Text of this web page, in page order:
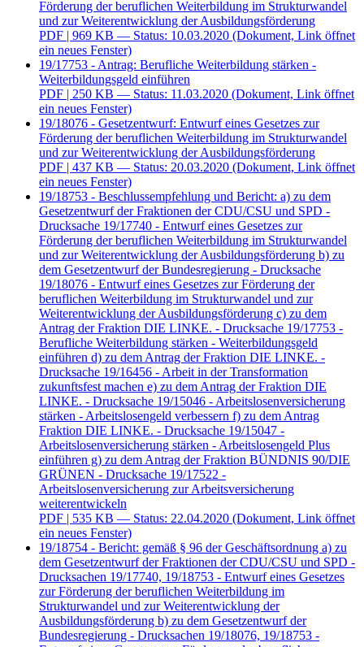
Förderung der beruflichen Weiterbildung im Strukturwandel
und zur Weiterentwicklung der Ausbildungsförderung
PDF | 969 KB — Status: 10.03.2020 (Dokument, Link öffnet
ein neues Fenster)
19/17753 - Antrag: Berufliche Weiterbildung stärken -
Weiterbildungsgeld einführen
PDF | 250 KB — Status: 11.03.2020 (Dokument, Link öffnet
ein neues Fenster)
19/18076 - Gesetzentwurf: Entwurf eines Gesetzes zur
Förderung der beruflichen Weiterbildung im Strukturwandel
und zur Weiterentwicklung der Ausbildungsförderung
PDF | 437 KB — Status: 20.03.2020 (Dokument, Link öffnet
ein neues Fenster)
19/18753 - Beschlussempfehlung und Bericht: a) zu dem
Gesetzentwurf der Fraktionen der CDU/CSU und SPD -
Drucksache 19/17740 - Entwurf eines Gesetzes zur
Förderung der beruflichen Weiterbildung im Strukturwandel
und zur Weiterentwicklung der Ausbildungsförderung b) zu
dem Gesetzentwurf der Bundesregierung - Drucksache
19/18076 - Entwurf eines Gesetzes zur Förderung der
beruflichen Weiterbildung im Strukturwandel und zur
Weiterentwicklung der Ausbildungsförderung c) zu dem
Antrag der Fraktion DIE LINKE. - Drucksache 19/17753 -
Berufliche Weiterbildung stärken - Weiterbildungsgeld
einführen d) zu dem Antrag der Fraktion DIE LINKE. -
Drucksache 19/16456 - Arbeit in der Transformation
zukunftsfest machen e) zu dem Antrag der Fraktion DIE
LINKE. - Drucksache 19/15046 - Arbeitslosenversicherung
stärken - Arbeitslosengeld verbessern f) zu dem Antrag
Fraktion DIE LINKE. - Drucksache 19/15047 -
Arbeitslosenversicherung stärken - Arbeitslosengeld Plus
einführen g) zu dem Antrag der Fraktion BÜNDNIS 90/DIE
GRÜNEN - Drucksache 19/17522 -
Arbeitslosenversicherung zur Arbeitsversicherung
weiterentwickeln
PDF | 535 KB — Status: 22.04.2020 (Dokument, Link öffnet
ein neues Fenster)
19/18754 - Bericht: gemäß § 96 der Geschäftsordnung a) zu
dem Gesetzentwurf der Fraktionen der CDU/CSU und SPD -
Drucksachen 19/17740, 19/18753 - Entwurf eines Gesetzes
zur Förderung der beruflichen Weiterbildung im
Strukturwandel und zur Weiterentwicklung der
Ausbildungsförderung b) zu dem Gesetzentwurf der
Bundesregierung - Drucksachen 19/18076, 19/18753 -